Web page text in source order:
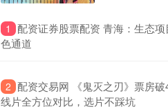
1 配资证券股票配资 青海：生态
色通道
2 配资交易网 《鬼灭之刃》票房
线片全方位对比，选片不踩坑